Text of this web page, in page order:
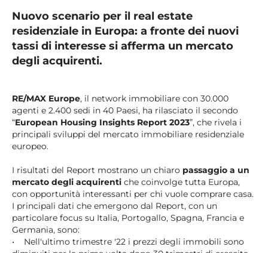
Nuovo scenario per il real estate
residenziale in Europa: a fronte dei nuovi
tassi di interesse si afferma un mercato
degli acquirenti.
RE/MAX Europe, il network immobiliare con 30.000
agenti e 2.400 sedi in 40 Paesi, ha rilasciato il secondo
“European Housing Insights Report 2023”, che rivela i
principali sviluppi del mercato immobiliare residenziale
europeo.
I risultati del Report mostrano un chiaro passaggio a un
mercato degli acquirenti che coinvolge tutta Europa,
con opportunità interessanti per chi vuole comprare casa.
I principali dati che emergono dal Report, con un
particolare focus su Italia, Portogallo, Spagna, Francia e
Germania, sono:
• Nell'ultimo trimestre '22 i prezzi degli immobili sono